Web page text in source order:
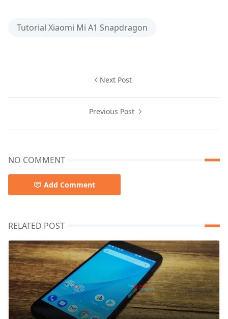
Tutorial Xiaomi Mi A1 Snapdragon
Next Post
Previous Post
NO COMMENT
Add Comment
RELATED POST